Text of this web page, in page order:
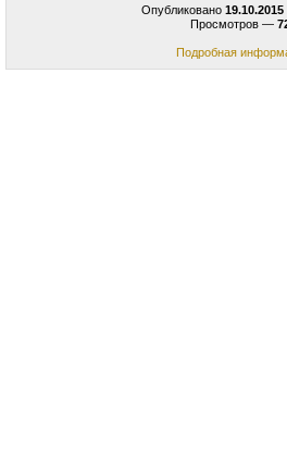
Опубликовано
Просмотров —
Подробная